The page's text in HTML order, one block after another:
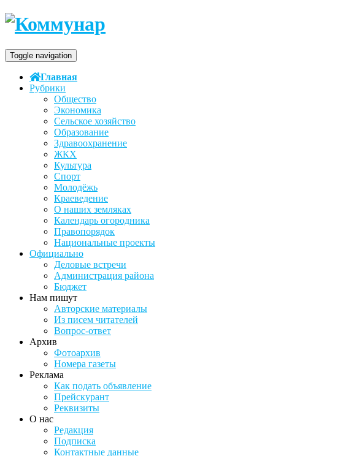
Toggle navigation
Главная
Рубрики
Общество
Экономика
Сельское хозяйство
Образование
Здравоохранение
ЖКХ
Культура
Спорт
Молодёжь
Краеведение
О наших земляках
Календарь огородника
Правопорядок
Национальные проекты
Официально
Деловые встречи
Администрация района
Бюджет
Нам пишут
Авторские материалы
Из писем читателей
Вопрос-ответ
Архив
Фотоархив
Номера газеты
Реклама
Как подать объявление
Прейскурант
Реквизиты
О нас
Редакция
Подписка
Контактные данные